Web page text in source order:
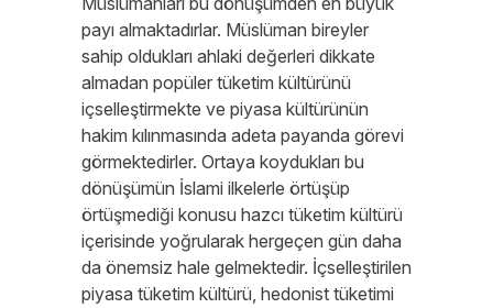
payı almaktadırlar. Müslüman bireyler
sahip oldukları ahlaki değerleri dikkate
almadan popüler tüketim kültürünü
içselleştirmekte ve piyasa kültürünün
hakim kılınmasında adeta payanda görevi
görmektedirler. Ortaya koydukları bu
dönüşümün İslami ilkelerle örtüşüp
örtüşmediği konusu hazcı tüketim kültürü
içerisinde yoğrularak hergeçen gün daha
da önemsiz hale gelmektedir. İçselleştirilen
piyasa tüketim kültürü, hedonist tüketimi